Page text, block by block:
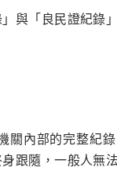
與「良民證紀錄
關內部的完整紀
跟隨，一般人無